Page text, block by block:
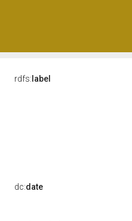
rdfs: label
dc:date